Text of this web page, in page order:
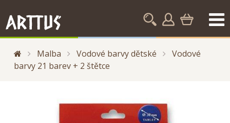
Malba Vodové barvy dětské
Vodové
barvy 21 barev + 2 štětce